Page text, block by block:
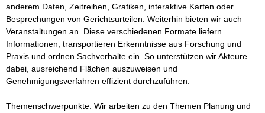
anderem Daten, Zeitreihen, Grafiken, interaktive Karten oder
Besprechungen von Gerichtsurteilen. Weiterhin bieten wir auch
Veranstaltungen an. Diese verschiedenen Formate liefern
Informationen, transportieren Erkenntnisse aus Forschung und
Praxis und ordnen Sachverhalte ein. So unterstützen wir Akteure
dabei, ausreichend Flächen auszuweisen und
Genehmigungsverfahren effizient durchzuführen.
Themenschwerpunkte: Wir arbeiten zu den Themen Planung und